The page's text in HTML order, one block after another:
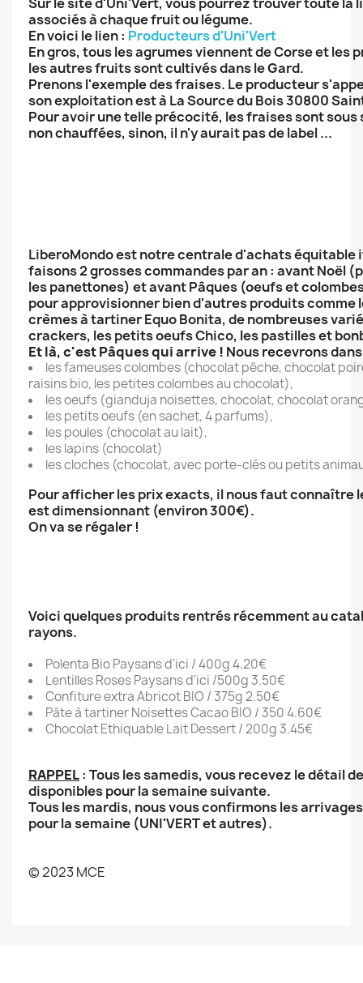
associés à chaque fruit ou légume.
En voici le lien : Producteurs d'Uni'Vert
En gros, tous les agrumes viennent de Corse et les
les autres fruits sont cultivés dans le Gard.
Prenons l'exemple des fraises. Le producteur
son exploitation est à La Source du Bois 30800
Pour avoir une telle précocité, les fraises sont sous
non chauffées, sinon, il n'y aurait pas de label ...
LiberoMondo est notre centrale d'achats équitable
faisons 2 grosses commandes par an : avant Noël
les panettones) et avant Pâques (oeufs et
pour approvisionner bien d'autres produits comme
crèmes à tartiner Equo Bonita, de nombreuses
crackers, les petits oeufs Chico, les pastilles et
Et là, c'est Pâques qui arrive ! Nous recevrons
les fameuses colombes (chocolat pêche, chocolat
raisins bio, les petites colombes au chocolat),
les oeufs (gianduja noisettes, chocolat, chocolat
les petits oeufs (en sachet, 4 parfums),
les poules (chocolat au lait),
les lapins (chocolat)
les cloches (chocolat, avec porte-clés ou petits
Pour afficher les prix exacts, il nous faut connaître
est dimensionnant (environ 300€).
On va se régaler !
Voici quelques produits rentrés récemment au
rayons.
Polenta Bio Paysans d'ici / 400g 4.20€
Lentilles Roses Paysans d'ici /500g 3.50€
Confiture extra Abricot BIO / 375g 2.50€
Pâte à tartiner Noisettes Cacao BIO / 350 4.60€
Chocolat Ethiquable Lait Dessert / 200g 3.45€
RAPPEL: Tous les samedis, vous recevez le détail
disponibles pour la semaine suivante.
Tous les mardis, nous vous confirmons les
pour la semaine (UNI'VERT et autres).
© 2023 MCE